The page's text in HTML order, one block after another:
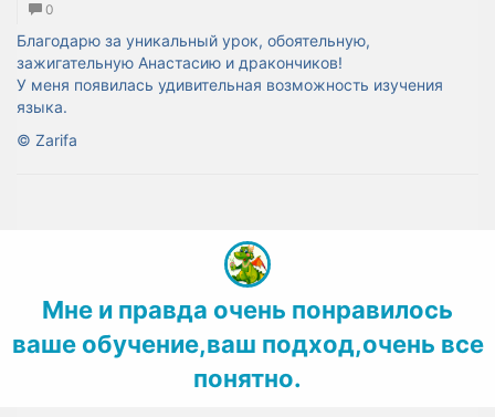
0
Благодарю за уникальный урок, обоятельную,
зажигательную Анастасию и дракончиков!
У меня появилась удивительная возможность изучения
языка.
© Zarifa
Мне и правда очень понравилось
ваше обучение,ваш подход,очень все
понятно.